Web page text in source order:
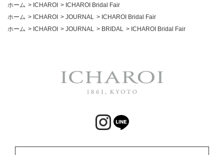
ホーム > ICHAROI > ICHAROI Bridal Fair
ホーム > ICHAROI > JOURNAL > ICHAROI Bridal Fair
ホーム > ICHAROI > JOURNAL > BRIDAL > ICHAROI Bridal Fair